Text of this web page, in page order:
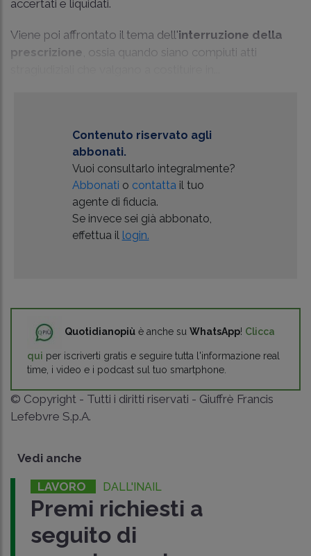
accertati e liquidati.
Viene poi affrontato il tema dell'interruzione della
prescrizione , ossia quando siano compiuti atti
Contenuto riservato agli
abbonati.
Vuoi consultarlo integralmente?
Abbonati o contattail tuo
agente di fiducia.
Se invece sei già abbonato,
effettua il login.
Quotidianopiù è anche su WhatsApp! Clicca
qui per iscriverti gratis e seguire tutta l'informazione real
time, i video e i podcast sul tuo smartphone.
© Copyright - Tutti i diritti riservati - Giuffrè Francis
Lefebvre S.p.A.
Vedi anche
LAVORO DALL'INAIL
Premi richiesti a
seguito di